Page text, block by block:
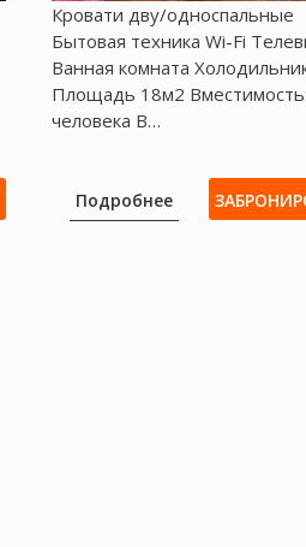
Кровати дву/односпальные
Бытовая техника Wі-Fі
Ванная комната
Площадь 18м2
человека В…
Подробнее